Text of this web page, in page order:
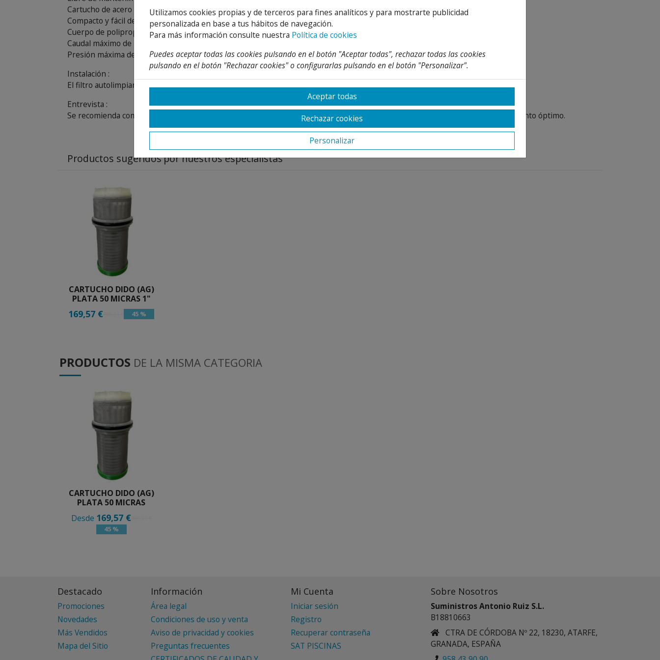
Cartucho de acero inoxidable lavable y duradero.
Compacto y fácil de instalar
Cuerpo de polipropileno resistente a los rayos UV y a la intemperie.
Caudal máximo de 5 metros cúbicos por hora
Presión máxima de trabajo de 8 bar
Instalación :
El filtro autolimpiante para agua de ciudad o lluvia es fácil de instalar. Simplemente conéctelo a la tubería de agua 20/27.
Entrevista :
Se recomienda comprobar periódicamente el estado del filtro y sustituir el cartucho si es necesario para garantizar un rendimiento óptimo.
Productos sugeridospor nuestros especialistas
CARTUCHO DIDO (AG)
PLATA 50 MICRAS 1"
169,57 € 45 %
PRODUCTOS DE LA MISMA CATEGORIA
CARTUCHO DIDO (AG)
PLATA 50 MICRAS
Desde 169,57 €
45 %
Destacado
Promociones
Novedades
Más Vendidos
Mapa del Sitio
Información
Área legal
Condiciones de uso y venta
Aviso de privacidad y cookies
Preguntas frecuentes
Mi Cuenta
Iniciar sesión
Registro
Recuperar contraseña
SAT PISCINAS
Sobre Nosotros
Suministros Antonio Ruiz S.L.
B18810663
CTRA DE CÓRDOBA Nº 22, 18230, ATARFE,
GRANADA, ESPAÑA
Utilizamos cookies propias y de terceros para fines analíticos y para mostrarte publicidad
personalizada en base a tus hábitos de navegación.
Para más información consulte nuestra Política de cookies
Puedes aceptar todas las cookies pulsando en el botón "Aceptar todas", rechazar todas las cookies
pulsando en el botón "Rechazar cookies" o configurarlas pulsando en el botón "Personalizar".
Aceptar todas
Rechazar cookies
Personalizar